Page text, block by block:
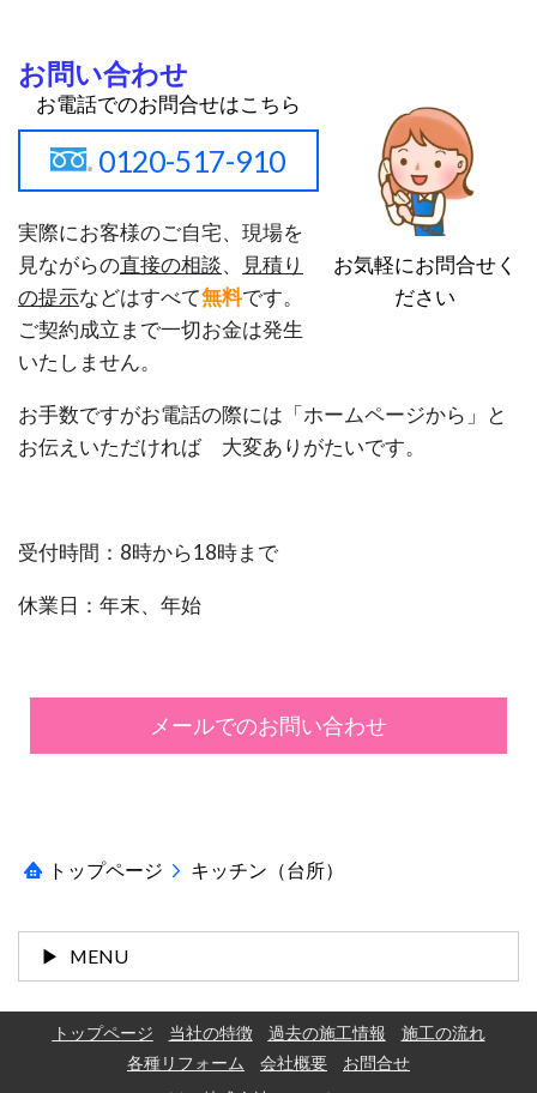
お問い合わせ
お気軽にお問合せく
ださい
お電話でのお問合せはこちら
0120-517-910
実際にお客様のご自宅、現場を
見ながらの直接の相談、
見積り
の提示などはすべて無料です。
ご契約成立まで一切お金は発生
いたしません。
お手数ですがお電話の際には「ホームページから」と
お伝えいただければ 大変ありがたいです。
受付時間：8時から18時まで
休業日：年末、年始
メールでのお問い合わせ
トップページ キッチン（台所）
MENU
トップページ 当社の特徴 過去の施工情報
施工の流れ
各種リフォーム
会社概要 お問合せ